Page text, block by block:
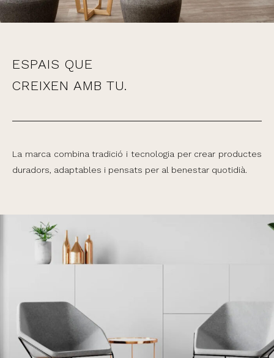
ESPAIS QUE
CREIXEN AMB TU.
La marca combina tradició i tecnologia per crear productes
duradors, adaptables i pensats per al benestar quotidià.